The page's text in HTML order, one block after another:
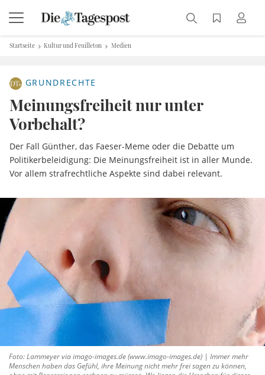
Startseite Kultur und Feuilleton Medien
GRUNDRECHTE
Meinungsfreiheit nur unter
Vorbehalt?
Der Fall Günther, das Faeser-Meme oder die Debatte um
Politikerbeleidigung: Die Meinungsfreiheit ist in aller Munde.
Vor allem strafrechtliche Aspekte sind dabei relevant.
Foto: Lammeyer via imago-images.de (www.imago-images.de) | Immer mehr
Menschen haben das Gefühl, ihre Meinung nicht mehr frei sagen zu können,